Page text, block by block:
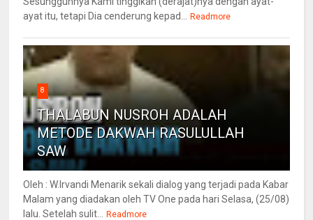
ayat itu, tetapi Dia cenderung kepad...
Readmore
8
THALABUN NUSROH ADALAH
METODE DAKWAH RASULULLAH
SAW
Oleh : W.Irvandi Menarik sekali dialog yang terjadi pada Kabar
Malam yang diadakan oleh TV One pada hari Selasa, (25/08)
lalu. Setelah sulit...
Readmore